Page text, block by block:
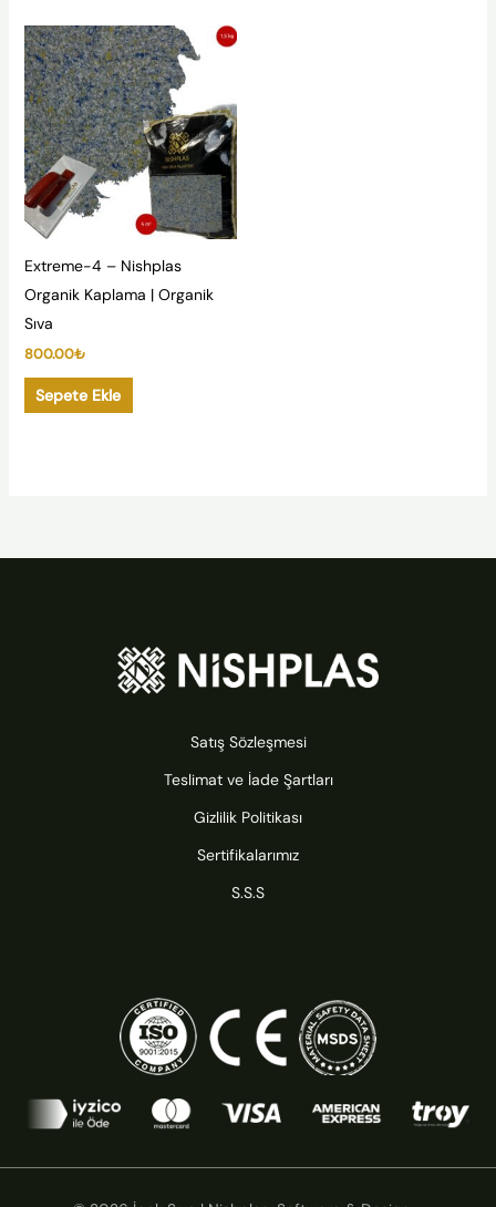
Extreme-4 – Nishplas
Organik Kaplama | Organik
Sıva
800.00₺
Sepete Ekle
Satış Sözleşmesi
Teslimat ve İade Şartları
Gizlilik Politikası
Sertifikalarımız
S.S.S